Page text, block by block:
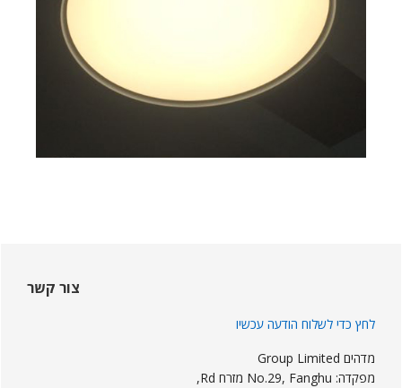
צור קשר
לחץ כדי לשלוח הודעה עכשיו
מדהים Group Limited
מפקדה: No.29, Fanghu מזרח Rd,